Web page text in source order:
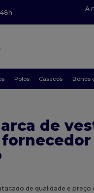
A
Polos Casacos Bonés
de
de qualidade e